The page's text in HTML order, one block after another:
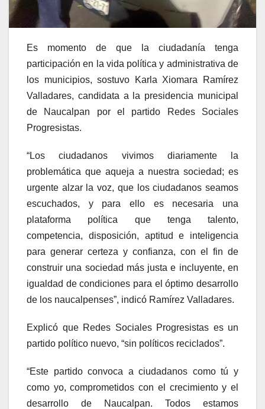
Es momento de que la ciudadanía tenga
participación en la vida política y administrativa de
los municipios, sostuvo Karla Xiomara Ramírez
Valladares, candidata a la presidencia municipal
de Naucalpan por el partido Redes Sociales
Progresistas.
“Los ciudadanos vivimos diariamente la
problemática que aqueja a nuestra sociedad; es
urgente alzar la voz, que los ciudadanos seamos
escuchados, y para ello es necesaria una
plataforma política que tenga talento,
competencia, disposición, aptitud e inteligencia
para generar certeza y confianza, con el fin de
construir una sociedad más justa e incluyente, en
igualdad de condiciones para el óptimo desarrollo
de los naucalpenses”, indicó Ramírez Valladares.
Explicó que Redes Sociales Progresistas es un
partido político nuevo, “sin políticos reciclados”.
“Este partido convoca a ciudadanos como tú y
como yo, comprometidos con el crecimiento y el
desarrollo de Naucalpan. Todos estamos